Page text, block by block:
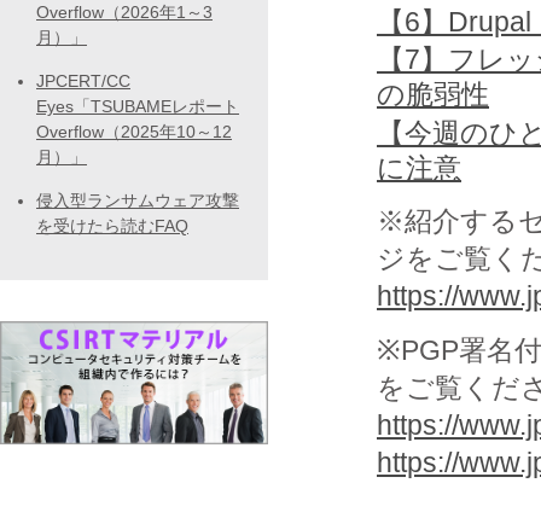
【6】
【7】フレ
の脆弱性
【今週のひ
に注意
※紹介する
ジをご覧く
https://
※PGP署名
をご覧くだ
https://
https://
Overflow（2026年1～3
月）」
JPCERT/CC
Eyes「TSUBAMEレポート
Overflow（2025年10～12
月）」
侵入型ランサムウェア攻撃
を受けたら読むFAQ